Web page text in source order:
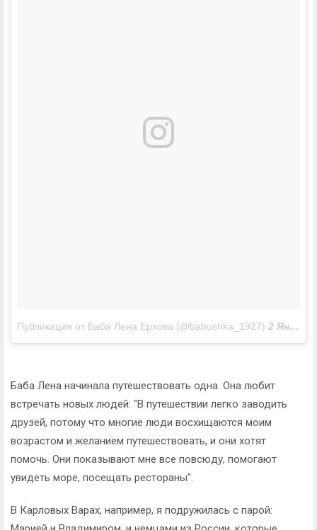
Публикация от Баба Лена Ерхова (@babushka_1927) 2 Янв 2017 в 6:11 PST
Баба Лена начинала путешествовать одна. Она любит
встречать новых людей: "В путешествии легко заводить
друзей, потому что многие люди восхищаются моим
возрастом и желанием путешествовать, и они хотят
помочь. Они показывают мне все повсюду, помогают
увидеть море, посещать рестораны".
В Карловых Варах, например, я подружилась с парой: